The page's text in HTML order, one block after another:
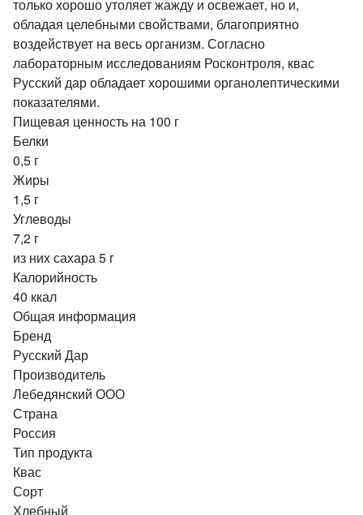
только хорошо утоляет жажду и освежает, но и,
обладая целебными свойствами, благоприятно
воздействует на весь организм. Согласно
лабораторным исследованиям Росконтроля, квас
Русский дар обладает хорошими органолептическими
показателями.
Пищевая ценность на 100 г
Белки
0,5 г
Жиры
1,5 г
Углеводы
7,2 г
из них сахара 5 г
Калорийность
40 ккал
Общая информация
Бренд
Русский Дар
Производитель
Лебедянский ООО
Страна
Россия
Тип продукта
Квас
Сорт
Хлебный